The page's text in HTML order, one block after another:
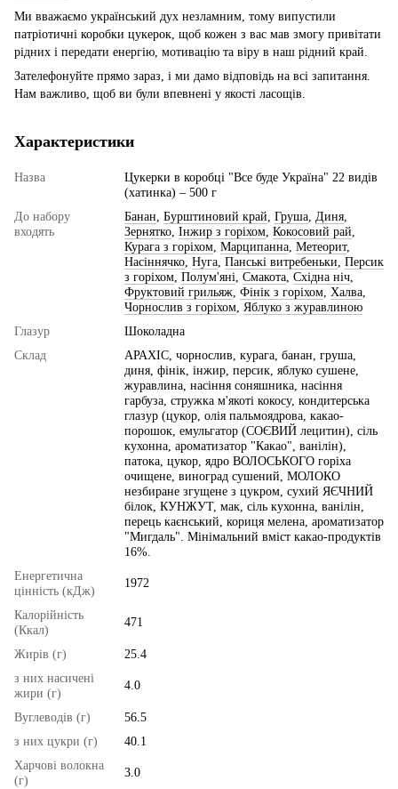
Ми вважаємо український дух незламним, тому випустили
патріотичні коробки цукерок, щоб кожен з вас мав змогу привітати
рідних і передати енергію, мотивацію та віру в наш рідний край.
Зателефонуйте прямо зараз, і ми дамо відповідь на всі запитання.
Нам важливо, щоб ви були впевнені у якості ласощів.
Характеристики
Назва
Цукерки в коробці "Все буде Україна" 22 видів
(хатинка) – 500 г
До набору
входять
Банан Бурштиновий край Груша Диня
Зернятко Інжир з горіхом Кокосовий рай
Курага з горіхом Марципанна Метеорит,
Насіннячко Нуга Панські витребеньки Персик
з горіхом Полум'яні Смакота Східна ніч
Фруктовий грильяж Фінік з горіхом Халва
Чорнослив з горіхом Яблуко з журавлиною
Глазур
Шоколадна
Склад
АРАХІС, чорнослив, курага, банан, груша,
диня, фінік, інжир, персик, яблуко сушене,
журавлина, насіння соняшника, насіння
гарбуза, стружка м'якоті кокосу, кондитерська
глазур (цукор, олія пальмоядрова, какао-
порошок, емульгатор (СОЄВИЙ лецитин), сіль
кухонна, ароматизатор "Какао", ванілін),
патока, цукор, ядро ВОЛОСЬКОГО горіха
очищене, виноград сушений, МОЛОКО
незбиране згущене з цукром, сухий ЯЄЧНИЙ
білок, КУНЖУТ, мак, сіль кухонна, ванілін,
перець каєнський, кориця мелена, ароматизатор
"Мигдаль". Мінімальний вміст какао-продуктів
16%.
Енергетична
цінність (кДж)
1972
Калорійність
(Ккал)
471
Жирів (г)
25.4
з них насичені
жири (г)
4.0
Вуглеводів (г)
56.5
з них цукри (г)
40.1
Харчові волокна
(г)
3.0